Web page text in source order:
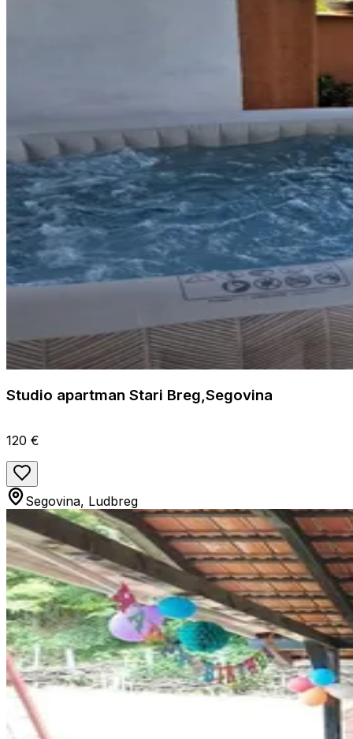
Studio apartman Stari Breg,Segovina
120 €
Segovina, Ludbreg